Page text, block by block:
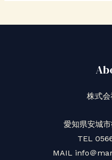
株式
愛知県安城
TEL
MAIL info＠